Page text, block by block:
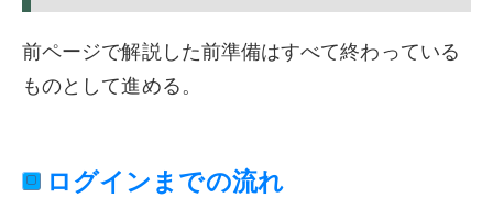
前ページで解説した前準備はすべて終わっている
ものとして進める。
ログインまでの流れ